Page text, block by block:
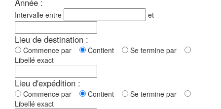
Intervalle entre et
Lieu de destination :
Commence par Contient
Se termine par
Libellé exact
Lieu d'expédition :
Commence par Contient
Se termine par
Libellé exact